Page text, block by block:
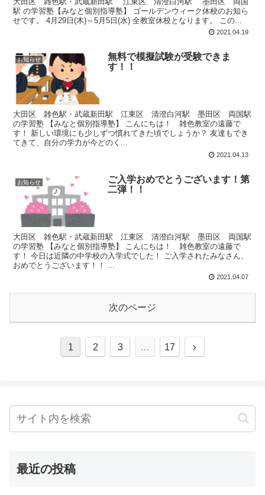
駅 の学習塾【みなと個別指導塾】 ゴールデンウィーク休校のお知ら
せです。 4月29日(木)～5月5日(水) 全教室休校となります。 この...
2021.04.19
お知らせ
無料で模擬試験が受験できま
す！！
大田区 雑色駅・武蔵新田駅 江東区 清澄白河駅 墨田区 両国駅
の学習塾 【みなと個別指導塾】 こんにちは！ 雑色教室の遠藤で
す！ 新しい環境にも少しずつ慣れてきた頃でしょうか？ 友達もでき
てきて、自分の学力が今どのく...
2021.04.13
お知らせ
ご入学おめでとうございます！第
二弾！！
大田区 雑色駅・武蔵新田駅 江東区 清澄白河駅 墨田区 両国駅
の学習塾 【みなと個別指導塾】 こんにちは！ 雑色教室の遠藤で
す！ 今日は近隣の中学校の入学式でした！ ご入学されたみなさん、
おめでとうございます！！ ...
2021.04.07
次のページ
1 2 3 … 17
最近の投稿